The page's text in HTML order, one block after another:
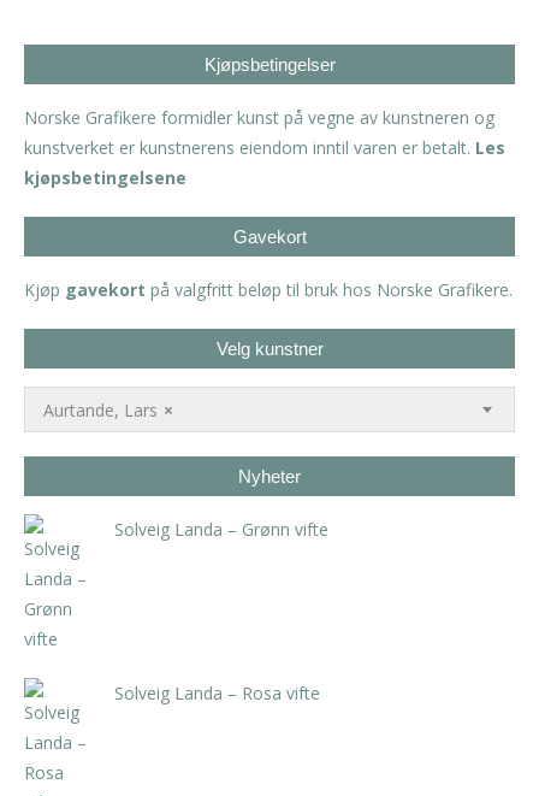
Kjøpsbetingelser
Norske Grafikere formidler kunst på vegne av kunstneren og
kunstverket er kunstnerens eiendom inntil varen er betalt. Les
kjøpsbetingelsene
Gavekort
Kjøp gavekort på valgfritt beløp til bruk hos Norske Grafikere.
Velg kunstner
×
Aurtande, Lars
Nyheter
Solveig Landa – Grønn vifte
Solveig Landa – Rosa vifte